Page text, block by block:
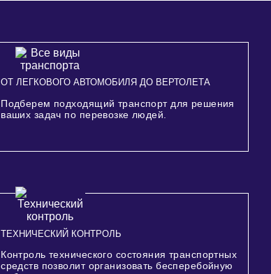
ОТ ЛЕГКОВОГО АВТОМОБИЛЯ ДО ВЕРТОЛЕТА
Подберем подходящий транспорт для решения
ваших задач по перевозке людей.
ТЕХНИЧЕСКИЙ КОНТРОЛЬ
Контроль технического состояния транспортных
средств позволит организовать бесперебойную